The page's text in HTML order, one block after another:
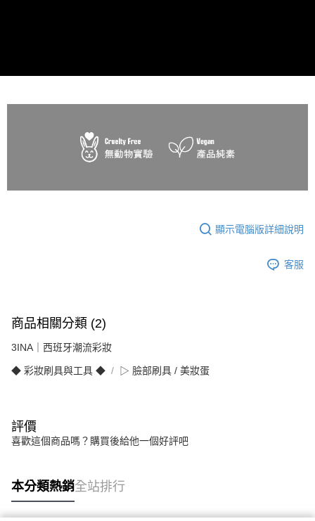
顯示電腦版詳細說明
客服
商品相關分類 (2)
3INA｜西班牙潮流彩妝
◆ 彩妝刷具與工具 ◆ ▷ 臉部刷具 / 美妝蛋
評價
喜歡這個商品嗎？購買後給他一個好評吧
本分類熱銷全站排行